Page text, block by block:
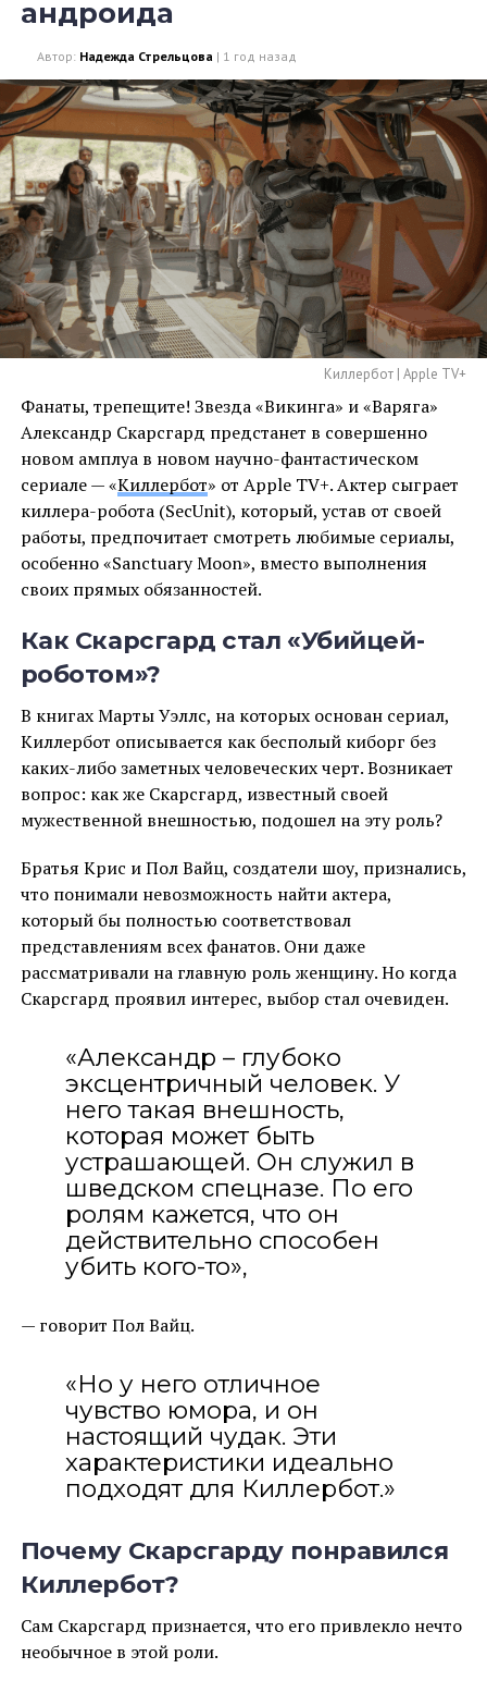
андроида
Автор: Надежда Стрельцова | 1 год назад
Киллербот | Apple TV+
Фанаты, трепещите! Звезда «Викинга» и «Варяга»
Александр Скарсгард предстанет в совершенно
новом амплуа в новом научно-фантастическом
сериале — «Киллербот» от Apple TV+. Актер сыграет
киллера-робота (SecUnit), который, устав от своей
работы, предпочитает смотреть любимые сериалы,
особенно «Sanctuary Moon», вместо выполнения
своих прямых обязанностей.
Как Скарсгард стал «Убийцей-
роботом»?
В книгах Марты Уэллс, на которых основан сериал,
Киллербот описывается как бесполый киборг без
каких-либо заметных человеческих черт. Возникает
вопрос: как же Скарсгард, известный своей
мужественной внешностью, подошел на эту роль?
Братья Крис и Пол Вайц, создатели шоу, признались,
что понимали невозможность найти актера,
который бы полностью соответствовал
представлениям всех фанатов. Они даже
рассматривали на главную роль женщину. Но когда
Скарсгард проявил интерес, выбор стал очевиден.
«Александр – глубоко
эксцентричный человек. У
него такая внешность,
которая может быть
устрашающей. Он служил в
шведском спецназе. По его
ролям кажется, что он
действительно способен
убить кого-то»,
— говорит Пол Вайц.
«Но у него отличное
чувство юмора, и он
настоящий чудак. Эти
характеристики идеально
подходят для Киллербот.»
Почему Скарсгарду понравился
Киллербот?
Сам Скарсгард признается, что его привлекло нечто
необычное в этой роли.